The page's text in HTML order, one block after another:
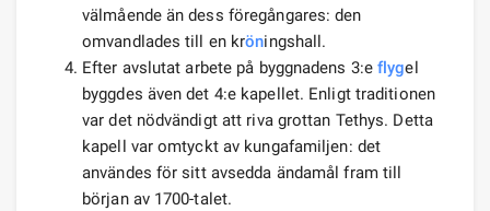
välmående än dess föregångares: den
omvandlades till en kröningshall.
Efter avslutat arbete på byggnadens 3:e flygel
byggdes även det 4:e kapellet. Enligt traditionen
var det nödvändigt att riva grottan Tethys. Detta
kapell var omtyckt av kungafamiljen: det
användes för sitt avsedda ändamål fram till
början av 1700-talet.